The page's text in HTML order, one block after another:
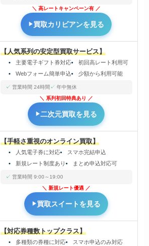
高レートキャンペーン有
買取カリビアンを見る
【人気系列の安定型買取サービス】
主要電子ギフト券対応
初回高レート利用可
Webフォーム簡単申込
少額から利用可能
営業時間 24時間
年中無休
系列初回特典あり
二次元買取を見る
【手軽さ重視のオンライン買取】
人気電子券に対応
スマホ完結申込
新規レート制度あり
まとめ申込対応可
営業時間 9:00～19:00
新規レート優遇
買取スイートを見る
【対応券種数トップクラス】
多種類の券種に対応
スマホ申込のみ対応